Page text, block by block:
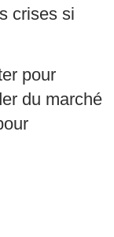
crises si
pour
du marché